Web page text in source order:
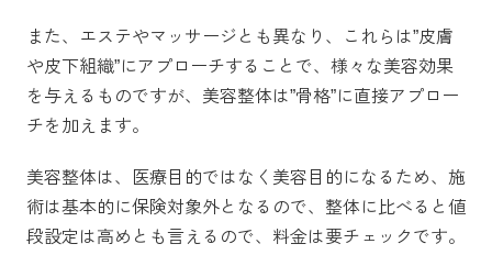
また、エステやマッサージとも異なり、これらは”皮膚
や皮下組織”にアプローチすることで、様々な美容効果
を与えるものですが、美容整体は”骨格”に直接アプロー
チを加えます。
美容整体は、医療目的ではなく美容目的になるため、施
術は基本的に保険対象外となるので、整体に比べると値
段設定は高めとも言えるので、料金は要チェックです。